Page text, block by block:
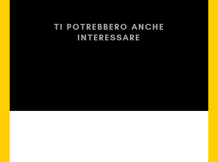
TI POTREBBERO ANCHE
INTERESSARE